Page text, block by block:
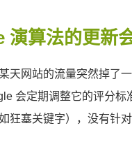
演算法的更新
天网站的流量突然掉了
会定期调整它的评分
狂塞关键字），没有针